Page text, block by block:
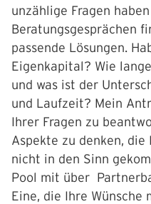
unzählige Fragen
Beratungsgesprächen
passende Lösungen.
Eigenkapital? Wie
und was ist der
und Laufzeit? Mein
Ihrer Fragen zu
Aspekte zu denken,
nicht in den Sinn
Pool mit über
Eine, die Ihre